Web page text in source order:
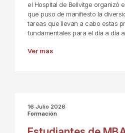
el Hospital de Bellvitge organizó
que puso de manifiesto la
tareas que llevan a cabo estas
fundamentales para el día a día
Ver más
16 Julio 2026
Formación